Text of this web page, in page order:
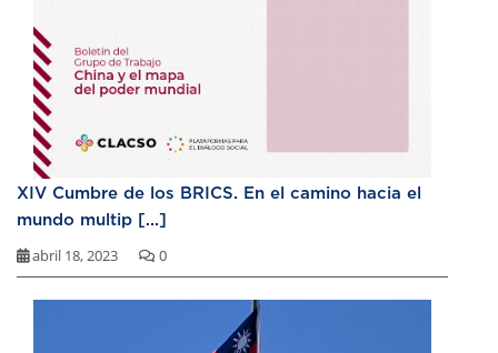
XIV Cumbre de los BRICS. En el camino hacia el
mundo multip [...]
abril 18, 2023 0